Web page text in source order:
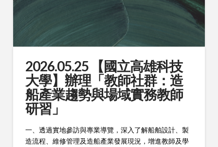
2026.05.25 【國立高雄科技
大學】辦理「教師社群：造
船產業趨勢與場域實務教師
研習」
一、透過實地參訪與專業導覽，深入了解船舶設計、製
造流程、維修管理及造船產業發展現況，增進教師及學